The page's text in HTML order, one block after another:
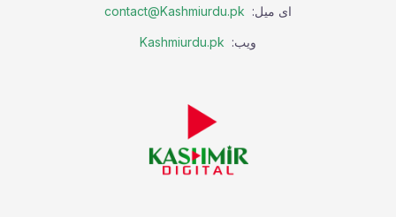
ای میل: contact@Kashmiurdu.pk
ویب: Kashmiurdu.pk